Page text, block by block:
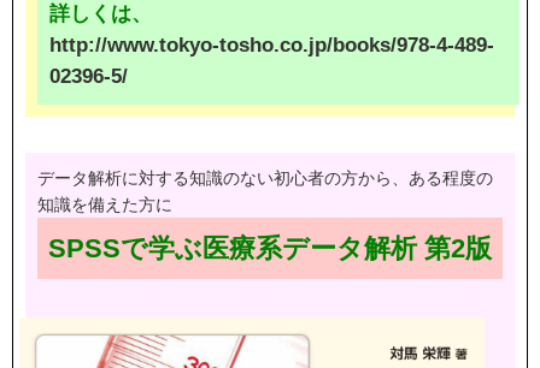
詳しくは、
http://www.tokyo-tosho.co.jp/books/978-4-489-
02396-5/
データ解析に対する知識のない初心者の方から、ある程度の
知識を備えた方に
SPSSで学ぶ医療系データ解析 第2版